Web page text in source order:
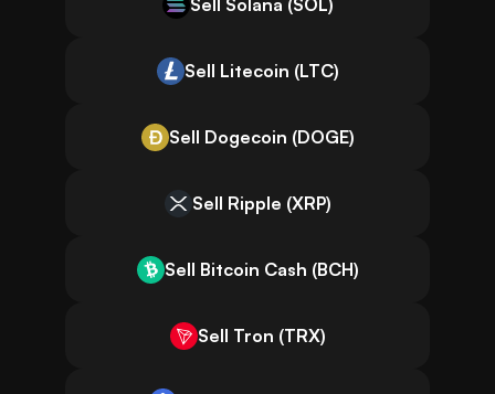
Sell Litecoin (LTC)
Sell Dogecoin (DOGE)
Sell Ripple (XRP)
Sell Bitcoin Cash (BCH)
Sell Tron (TRX)